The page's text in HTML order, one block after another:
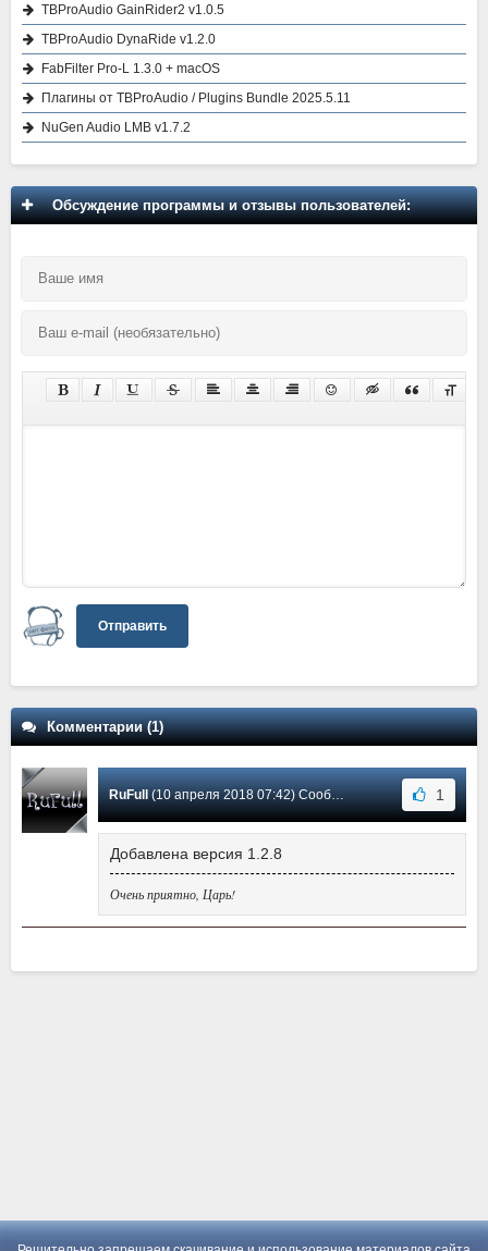
TBProAudio GainRider2 v1.0.5
TBProAudio DynaRide v1.2.0
FabFilter Pro-L 1.3.0 + macOS
Плагины от TBProAudio / Plugins Bundle 2025.5.11
NuGen Audio LMB v1.7.2
Обсуждение программы и отзывы пользователей:
Отправить
Комментарии (1)
RuFull(10 апреля 2018 07:42) Сообщение #1 1
Добавлена версия 1.2.8
Очень приятно, Царь!